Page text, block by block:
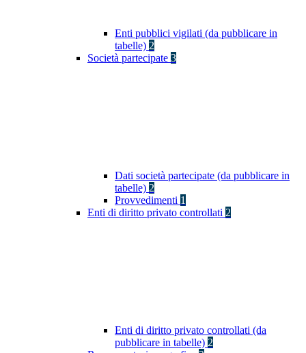
Enti pubblici vigilati (da pubblicare in
tabelle) 2
Società partecipate 3
Dati società partecipate (da pubblicare in
tabelle) 2
Provvedimenti 1
Enti di diritto privato controllati 2
Enti di diritto privato controllati (da
pubblicare in tabelle) 2